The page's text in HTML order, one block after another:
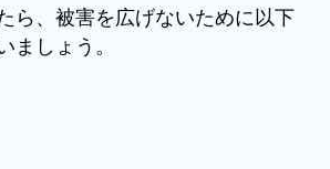
ら、被害を広げないために以下
ましょう。